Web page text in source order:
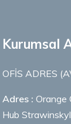
Kurumsal
OFİS ADRES
Adres : Orange
Hub